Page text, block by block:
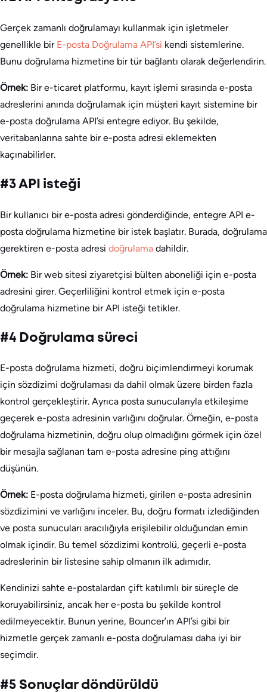
Gerçek zamanlı doğrulamayı kullanmak için işletmeler
genellikle bir E-posta Doğrulama API’si kendi sistemlerine.
Bunu doğrulama hizmetine bir tür bağlantı olarak değerlendirin.
Örnek: Bir e-ticaret platformu, kayıt işlemi sırasında e-posta
adreslerini anında doğrulamak için müşteri kayıt sistemine bir
e-posta doğrulama API’si entegre ediyor. Bu şekilde,
veritabanlarına sahte bir e-posta adresi eklemekten
kaçınabilirler.
#3 API isteği
Bir kullanıcı bir e-posta adresi gönderdiğinde, entegre API e-
posta doğrulama hizmetine bir istek başlatır. Burada, doğrulama
gerektiren e-posta adresi doğrulama dahildir.
Örnek: Bir web sitesi ziyaretçisi bülten aboneliği için e-posta
adresini girer. Geçerliliğini kontrol etmek için e-posta
doğrulama hizmetine bir API isteği tetikler.
#4 Doğrulama süreci
E-posta doğrulama hizmeti, doğru biçimlendirmeyi korumak
için sözdizimi doğrulaması da dahil olmak üzere birden fazla
kontrol gerçekleştirir. Ayrıca posta sunucularıyla etkileşime
geçerek e-posta adresinin varlığını doğrular. Örneğin, e-posta
doğrulama hizmetinin, doğru olup olmadığını görmek için özel
bir mesajla sağlanan tam e-posta adresine ping attığını
düşünün.
Örnek: E-posta doğrulama hizmeti, girilen e-posta adresinin
sözdizimini ve varlığını inceler. Bu, doğru formatı izlediğinden
ve posta sunucuları aracılığıyla erişilebilir olduğundan emin
olmak içindir. Bu temel sözdizimi kontrolü, geçerli e-posta
adreslerinin bir listesine sahip olmanın ilk adımıdır.
Kendinizi sahte e-postalardan çift katılımlı bir süreçle de
koruyabilirsiniz, ancak her e-posta bu şekilde kontrol
edilmeyecektir. Bunun yerine, Bouncer’ın API’si gibi bir
hizmetle gerçek zamanlı e-posta doğrulaması daha iyi bir
seçimdir.
#5 Sonuçlar döndürüldü